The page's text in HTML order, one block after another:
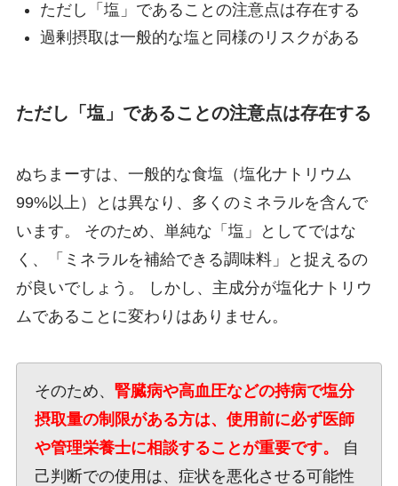
ただし「塩」であることの注意点は存在する
過剰摂取は一般的な塩と同様のリスクがある
ただし「塩」であることの注意点は存在する
ぬちまーすは、一般的な食塩（塩化ナトリウム
99%以上）とは異なり、多くのミネラルを含んで
います。 そのため、単純な「塩」としてではな
く、「ミネラルを補給できる調味料」と捉えるの
が良いでしょう。 しかし、主成分が塩化ナトリウ
ムであることに変わりはありません。
そのため、 腎臓病や高血圧などの持病で塩分
摂取量の制限がある方は、使用前に必ず医師
や管理栄養士に相談することが重要です。
自
己判断での使用は、症状を悪化させる可能性